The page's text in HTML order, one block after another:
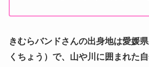
きむらバンドさんの出身地は愛媛
くちょう）で、山や川に囲まれた